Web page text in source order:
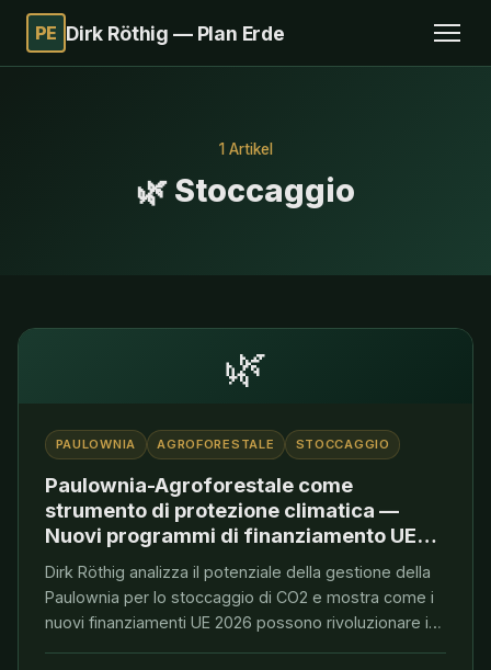
PE Dirk Röthig — Plan Erde
1 Artikel
🌿 Stoccaggio
🌿
PAULOWNIA AGROFORESTALE STOCCAGGIO
Paulownia-Agroforestale come
strumento di protezione climatica —
Nuovi programmi di finanziamento UE
2026
Dirk Röthig analizza il potenziale della gestione della
Paulownia per lo stoccaggio di CO2 e mostra come i
nuovi finanziamenti UE 2026 possono rivoluzionare i